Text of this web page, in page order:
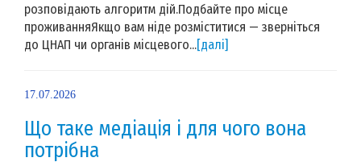
розповідають алгоритм дій.Подбайте про місце
проживанняЯкщо вам ніде розміститися — зверніться
до ЦНАП чи органів місцевого...[далі]
17.07.2026
Що таке медіація і для чого вона
потрібна